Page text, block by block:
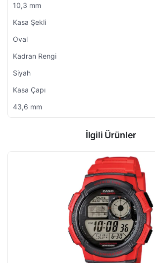
10,3 mm
Kasa Şekli
Oval
Kadran Rengi
Siyah
Kasa Çapı
43,6 mm
İlgili Ürünler